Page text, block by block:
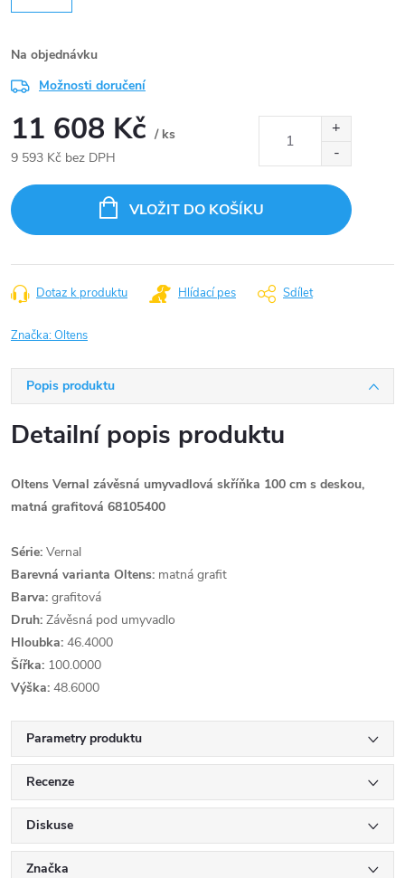
Na objednávku
Možnosti doručení
11 608 Kč / ks
9 593 Kč bez DPH
cena:
VLOŽIT DO KOŠÍKU
Dotaz k produktu Hlídací pes Sdílet
Značka:Oltens
Popis produktu
Detailní popis produktu
Oltens Vernal závěsná umyvadlová skříňka 100 cm s deskou,
matná grafitová 68105400
Série: Vernal
Barevná varianta Oltens: matná grafit
Barva: grafitová
Druh: Závěsná pod umyvadlo
Hloubka: 46.4000
Šířka: 100.0000
Výška: 48.6000
Parametry produktu
Recenze
Diskuse
Značka